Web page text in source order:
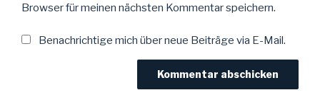
Browser für meinen nächsten Kommentar speichern.
Benachrichtige mich über neue Beiträge via E-Mail.